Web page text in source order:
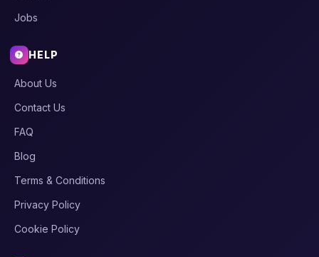
Jobs
HELP
About Us
Contact Us
FAQ
Blog
Terms & Conditions
Privacy Policy
Cookie Policy